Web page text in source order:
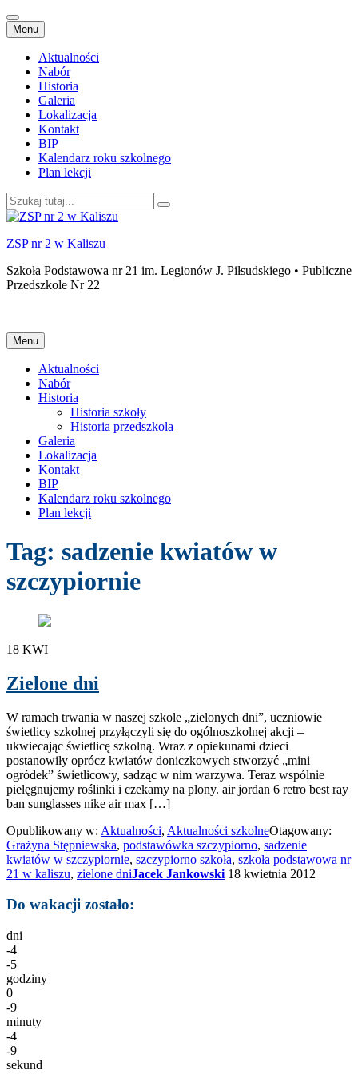
Menu Przejdź
do
treści
Aktualności
Nabór
Historia
Galeria
Lokalizacja
Kontakt
BIP
Kalendarz roku szkolnego
Plan lekcji
Szukaj:
ZSP nr 2 w Kaliszu
Szkoła Podstawowa nr 21 im. Legionów J. Piłsudskiego • Publiczne
Przedszkole Nr 22
Menu Przejdź
do
treści
Aktualności
Nabór
Historia
Historia szkoły
Historia przedszkola
Galeria
Lokalizacja
Kontakt
BIP
Kalendarz roku szkolnego
Plan lekcji
Tag: sadzenie kwiatów w
szczypiornie
18 KWI
Zielone dni
W ramach trwania w naszej szkole „zielonych dni”, uczniowie
świetlicy szkolnej przyłączyli się do ogólnoszkolnej akcji –
ukwiecając świetlicę szkolną. Wraz z opiekunami dzieci
postanowiły oprócz kwiatów doniczkowych stworzyć „mini
ogródek” świetlicowy, sadząc w nim warzywa. Teraz wspólnie
pielęgnujemy roślinki i czekamy na plony. air jordan 6 retro best ray
ban sunglasses nike air max […]
Opublikowany w: Aktualności, Aktualności szkolneOtagowany:
Grażyna Stępniewska, podstawówka szczypiorno, sadzenie
kwiatów w szczypiornie, szczypiorno szkoła, szkoła podstawowa nr
21 w kaliszu, zielone dniJacek Jankowski 18 kwietnia 2012
Do wakacji zostało:
dni
-4
-5
godziny
0
-9
minuty
-4
-9
sekund